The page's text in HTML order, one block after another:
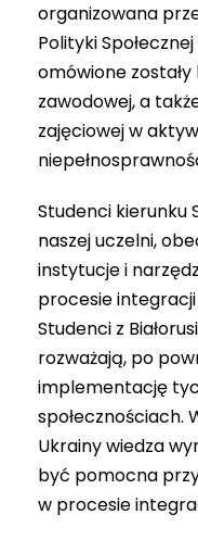
organizowana
Polityki
omówione
zawodowej, a
zajęciowej w
Studenci kierunku
naszej uczelni,
instytucje i
procesie
Studenci z
rozważają, po
implementację
społecznościach.
Ukrainy wiedza
być pomocna
w procesie